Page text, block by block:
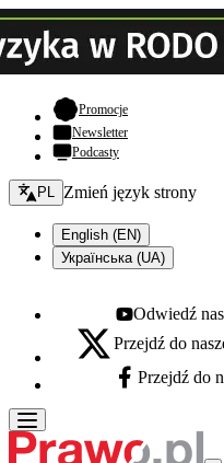
Promocje- otwiera się w
Newsletter
Podcasty
Zmień język - bieżący:
PL Zmień język strony
English (EN)
Українська (UA)
Youtube - otwiera
Odwiedź
X - otwiera się w nowej
Przejdź do
Facebook - otwiera
Przejdź do